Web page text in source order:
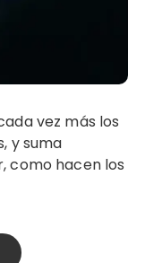
y suma
como hacen los